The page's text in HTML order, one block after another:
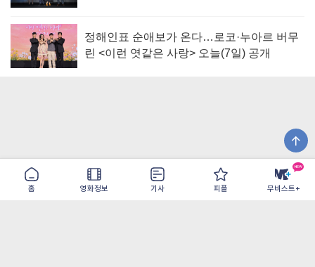
홈 영화정보 기사 피플 무비스트+
정해인표 순애보가 온다…로코·누아르 버무
린 <이런 엿같은 사랑> 오늘(7일) 공개